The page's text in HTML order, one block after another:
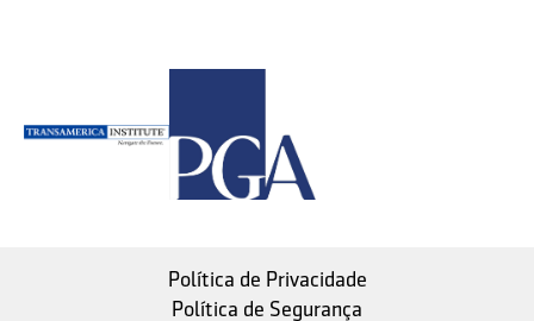
Política de Privacidade
Política de Segurança